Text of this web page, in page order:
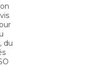
du